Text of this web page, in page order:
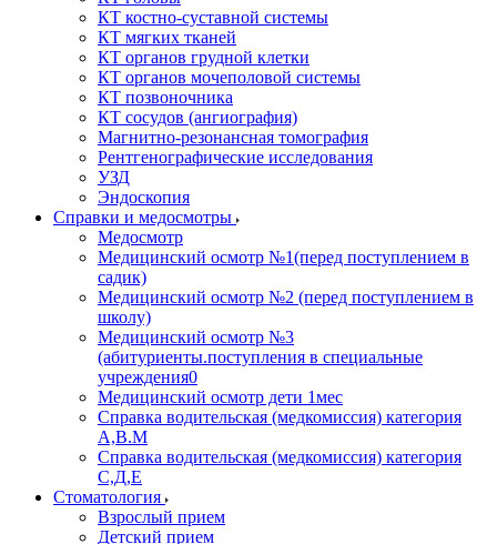
КТ костно-суставной системы
КТ мягких тканей
КТ органов грудной клетки
КТ органов мочеполовой системы
КТ позвоночника
КТ сосудов (ангиография)
Магнитно-резонансная томография
Рентгенографические исследования
УЗД
Эндоскопия
Справки и медосмотры
Медосмотр
Медицинский осмотр №1(перед поступлением в
садик)
Медицинский осмотр №2 (перед поступлением в
школу)
Медицинский осмотр №3
(абитуриенты.поступления в специальные
учреждения0
Медицинский осмотр дети 1мес
Справка водительская (медкомиссия) категория
А,В.М
Справка водительская (медкомиссия) категория
С,Д,Е
Стоматология
Взрослый прием
Детский прием